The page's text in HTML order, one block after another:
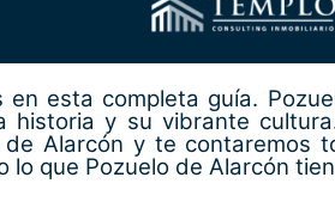
esta completa guía.
historia y su vibrante
Alarcón y te contaremos
que Pozuelo de Alarcón